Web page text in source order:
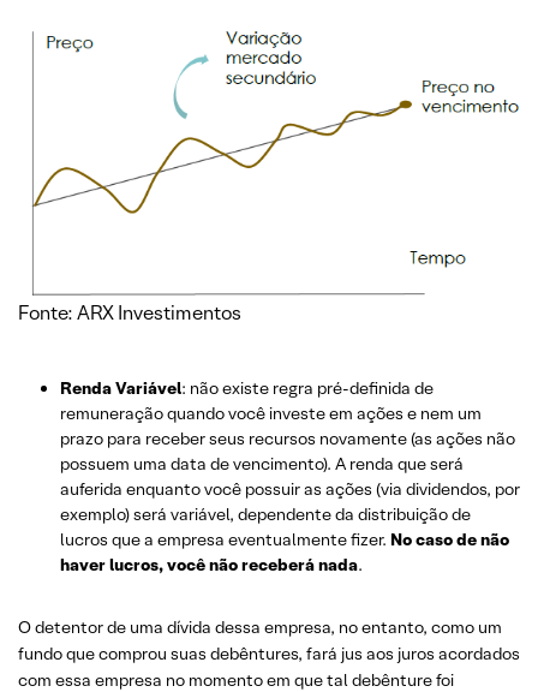
Fonte: ARX Investimentos
Renda Variável: não existe regra pré-definida de
remuneração quando você investe em ações e nem um
prazo para receber seus recursos novamente (as ações não
possuem uma data de vencimento). A renda que será
auferida enquanto você possuir as ações (via dividendos, por
exemplo) será variável, dependente da distribuição de
lucros que a empresa eventualmente fizer. No caso de não
haver lucros, você não receberá nada.
O detentor de uma dívida dessa empresa, no entanto, como um
fundo que comprou suas debêntures, fará jus aos juros acordados
com essa empresa no momento em que tal debênture foi